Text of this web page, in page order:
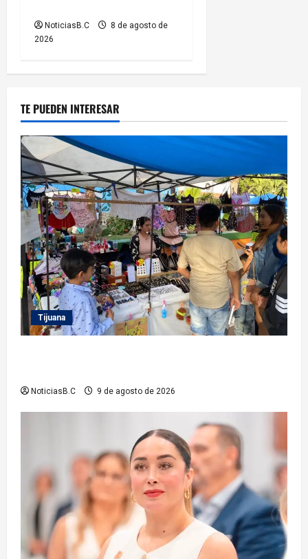
NoticiasB.C
8 de agosto de
2026
TE PUEDEN INTERESAR
Tijuana
NoticiasB.C 9 de agosto de 2026